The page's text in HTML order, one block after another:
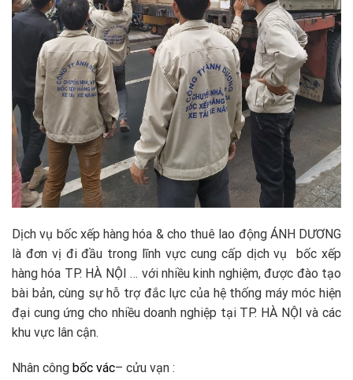
Dịch vụ bốc xếp hàng hóa & cho thuê lao động ÁNH DƯƠNG
là đơn vị đi đầu trong lĩnh vực cung cấp dịch vụ bốc xếp
hàng hóa TP. HÀ NỘI … với nhiều kinh nghiệm, được đào tạo
bài bản, cùng sự hỗ trợ đắc lực của hệ thống máy móc hiện
đại cung ứng cho nhiều doanh nghiệp tại TP. HÀ NỘI và các
khu vực lân cận.
Nhân công bốc vác– cửu vạn :